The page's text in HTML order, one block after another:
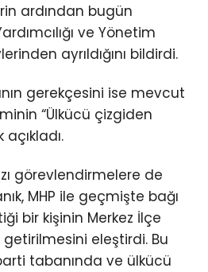
ardından bugün
ve Yönetim
ayrıldığını bildirdi.
gerekçesini ise mevcut
“Ülkücü çizgiden
görevlendirmelere de
MHP ile geçmişte bağı
bir kişinin Merkez İlçe
getirilmesini eleştirdi. Bu
tabanında ve ülkücü